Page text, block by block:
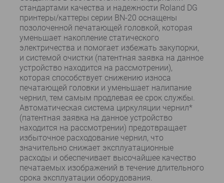
стандартами качества и надежности Roland DG
принтеры/каттеры серии BN-20 оснащены
позолоченной печатающей головкой, которая
уменьшает накопление статического
электричества и помогает избежать закупорки,
и системой очистки (патентная заявка на данное
устройство находится на рассмотрении),
которая способствует снижению износа
печатающей головки и уменьшает налипание
чернил, тем самым продлевая ее срок службы.
Автоматическая система циркуляции чернил*
(патентная заявка на данное устройство
находится на рассмотрении) предотвращает
избыточное расходование чернил, что
значительно снижает эксплуатационные
расходы и обеспечивает высочайшее качество
печатаемых изображений в течение длительного
срока эксплуатации оборудования.